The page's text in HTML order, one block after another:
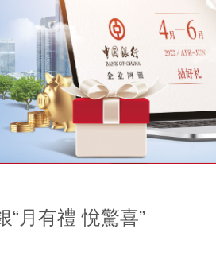
“月有禮 悅驚喜”